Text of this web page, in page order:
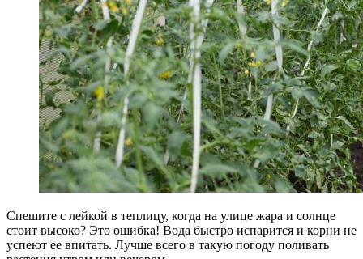
Спешите с лейкой в теплицу, когда на улице жара и солнце
стоит высоко? Это ошибка! Вода быстро испарится и корни не
успеют ее впитать. Лучше всего в такую погоду поливать